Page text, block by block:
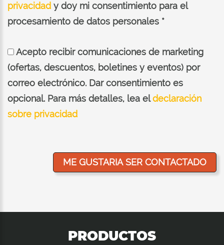
privacidad y doy mi consentimiento para el
procesamiento de datos personales *
Acepto recibir comunicaciones de marketing
(ofertas, descuentos, boletines y eventos) por
correo electrónico. Dar consentimiento es
opcional. Para más detalles, lea eldeclaración
sobre privacidad
PRODUCTOS